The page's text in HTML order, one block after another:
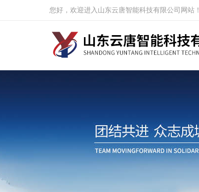
您好，欢迎进入山东云唐智能科技有限公司网站！